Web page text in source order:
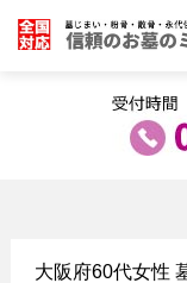
大阪府60代女性